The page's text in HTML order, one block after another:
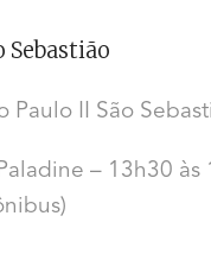
Sebastião
Paulo II São
– 13h30